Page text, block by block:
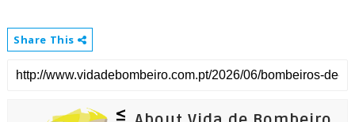
Share This